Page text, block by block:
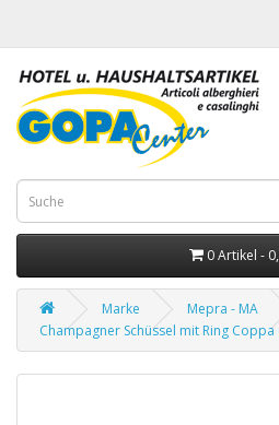
0 Artikel -
Marke
Mepra - MA
Champagner Schüssel mit Ring